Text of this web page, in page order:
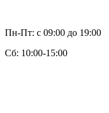
Пн-Пт: с 09:00 до 19:00
Cб: 10:00-15:00